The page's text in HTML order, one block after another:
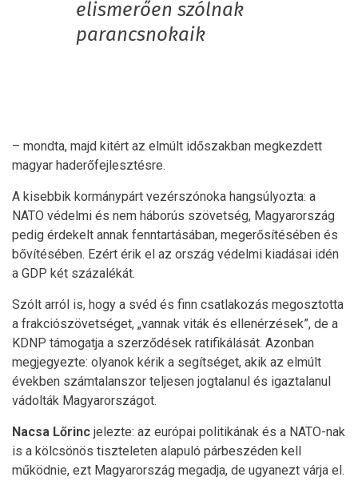
elismerően szólnak
parancsnokaik
– mondta, majd kitért az elmúlt időszakban megkezdett
magyar haderőfejlesztésre.
A kisebbik kormánypárt vezérszónoka hangsúlyozta: a
NATO védelmi és nem háborús szövetség, Magyarország
pedig érdekelt annak fenntartásában, megerősítésében és
bővítésében. Ezért érik el az ország védelmi kiadásai idén
a GDP két százalékát.
Szólt arról is, hogy a svéd és finn csatlakozás megosztotta
a frakciószövetséget, „vannak viták és ellenérzések”, de a
KDNP támogatja a szerződések ratifikálását. Azonban
megjegyezte: olyanok kérik a segítséget, akik az elmúlt
években számtalanszor teljesen jogtalanul és igaztalanul
vádolták Magyarországot.
Nacsa Lőrinc jelezte: az európai politikának és a NATO-nak
is a kölcsönös tiszteleten alapuló párbeszéden kell
működnie, ezt Magyarország megadja, de ugyanezt várja el.